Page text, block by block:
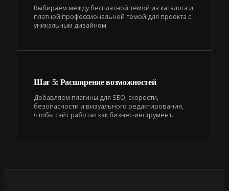
Выбираем между бесплатной темой из каталога и
платной профессиональной темой для проекта с
уникальным дизайном.
Шаг 5: Расширение возможностей
Добавляем плагины для SEO, скорости,
безопасности и визуального редактирования,
чтобы сайт работал как бизнес-инструмент.